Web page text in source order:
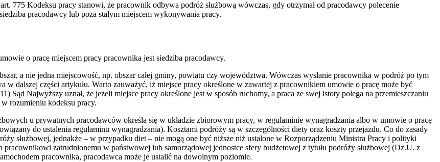
775 Kodeksu pracy stanowi, że pracownik odbywa podróż służbową wówczas, gdy otrzymał od pracodawcy polecenie
pracodawcy lub poza stałym miejscem wykonywania pracy.
o pracę miejscem pracy pracownika jest siedziba pracodawcy.
a nie jedna miejscowość, np. obszar całej gminy, powiatu czy województwa. Wówczas wysłanie pracownika w podróż po tym
w dalszej części artykułu. Warto zauważyć, iż miejsce pracy określone w zawartej z pracownikiem umowie o pracę może być
Najwyższy uznał, że jeżeli miejsce pracy określone jest w sposób ruchomy, a praca ze swej istoty polega na przemieszczaniu
rozumieniu kodeksu pracy.
u prywatnych pracodawców określa się w układzie zbiorowym pracy, w regulaminie wynagradzania albo w umowie o pracę
do ustalenia regulaminu wynagradzania). Kosztami podróży są w szczególności diety oraz koszty przejazdu. Co do zasady
służbowej, jednakże – w przypadku diet – nie mogą one być niższe niż ustalone w Rozporządzeniu Ministra Pracy i polityki
pracownikowi zatrudnionemu w państwowej lub samorządowej jednostce sfery budżetowej z tytułu podróży służbowej (Dz.U. z
pracownika, pracodawca może je ustalić na dowolnym poziomie.